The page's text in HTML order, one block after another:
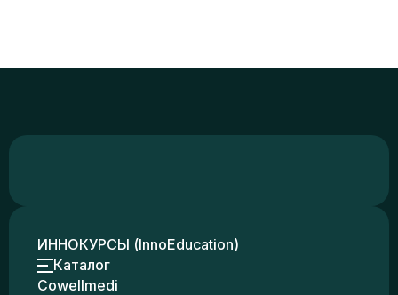
ИННОКУРСЫ (InnoEducation)
Каталог
Cowellmedi